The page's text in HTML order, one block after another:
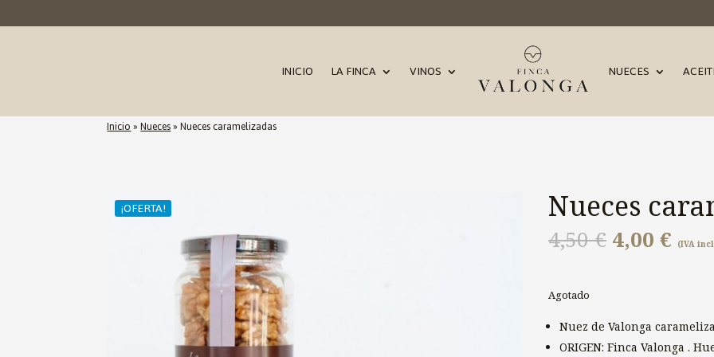
INICIO LA FINCA VINOS NUECES
Inicio»Nueces»Nueces caramelizadas
¡OFERTA! Nueces
4,50€ El
precio
4,00€ El
(IVA
Agotado
Nuez de Valonga
ORIGEN: Finca Valonga .